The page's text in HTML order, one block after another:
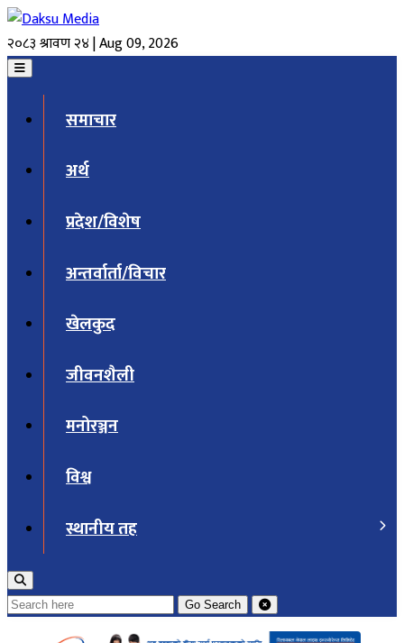
२०८३ श्रावण २४ | Aug 09, 2026
समाचार
अर्थ
प्रदेश/विशेष
अन्तर्वार्ता/विचार
खेलकुद
जीवनशैली
मनोरञ्जन
विश्व
स्थानीय तह
Go Search